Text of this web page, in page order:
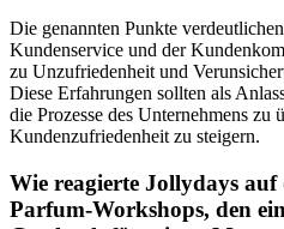
Die genannten Punkte
Kundenservice und der
zu Unzufriedenheit und
Diese Erfahrungen sollten als
die Prozesse des Unternehmens zu
Kundenzufriedenheit zu steigern.
Wie reagierte Jollydays auf
Parfum-Workshops, den